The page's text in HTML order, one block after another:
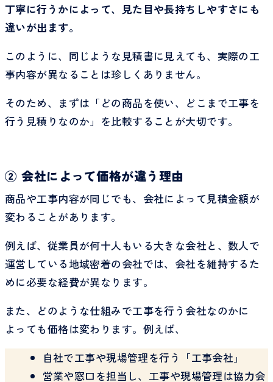
丁寧に行うかによって、見た目や長持ちしやすさにも
違いが出ます。
このように、同じような見積書に見えても、実際の工
事内容が異なることは珍しくありません。
そのため、まずは「どの商品を使い、どこまで工事を
行う見積りなのか」を比較することが大切です。
② 会社によって価格が違う理由
商品や工事内容が同じでも、会社によって見積金額が
変わることがあります。
例えば、従業員が何十人もいる大きな会社と、数人で
運営している地域密着の会社では、会社を維持するた
めに必要な経費が異なります。
また、どのような仕組みで工事を行う会社なのかに
よっても価格は変わります。例えば、
自社で工事や現場管理を行う「工事会社」
営業や窓口を担当し、工事や現場管理は協力会